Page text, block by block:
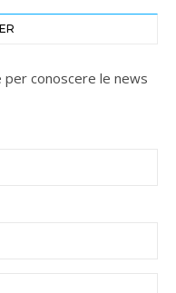
conoscere le news